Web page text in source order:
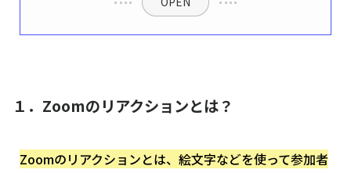
１．Zoomのリアクションとは？
Zoomのリアクションとは、絵文字などを使って参加者